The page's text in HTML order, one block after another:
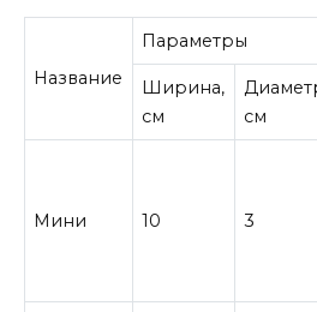
Название
Параметры
Ширина,
см
см
Мини 10 3